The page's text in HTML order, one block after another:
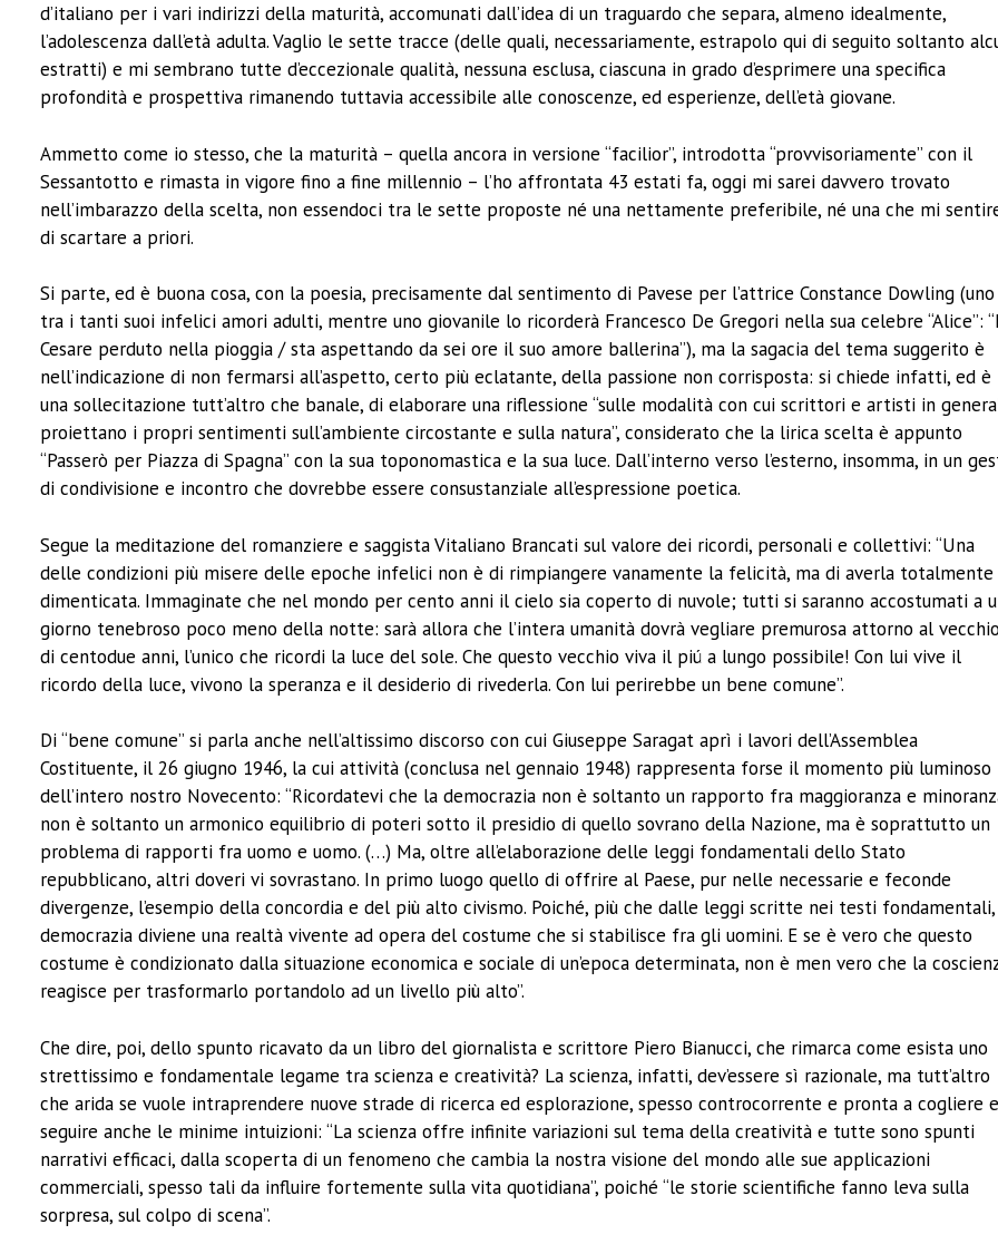
d’italiano per i vari indirizzi della maturità, accomunati dall’idea di un traguardo che separa, almeno idealmente,
l’adolescenza dall’età adulta. Vaglio le sette tracce (delle quali, necessariamente, estrapolo qui di seguito soltanto
estratti) e mi sembrano tutte d’eccezionale qualità, nessuna esclusa, ciascuna in grado d’esprimere una specifica
profondità e prospettiva rimanendo tuttavia accessibile alle conoscenze, ed esperienze, dell’età giovane.
Ammetto come io stesso, che la maturità – quella ancora in versione “facilior”, introdotta “provvisoriamente” con il
Sessantotto e rimasta in vigore fino a fine millennio – l’ho affrontata 43 estati fa, oggi mi sarei davvero trovato
nell’imbarazzo della scelta, non essendoci tra le sette proposte né una nettamente preferibile, né una che mi
di scartare a priori.
Si parte, ed è buona cosa, con la poesia, precisamente dal sentimento di Pavese per l’attrice Constance Dowling (uno
tra i tanti suoi infelici amori adulti, mentre uno giovanile lo ricorderà Francesco De Gregori nella sua celebre “Alice”:
Cesare perduto nella pioggia / sta aspettando da sei ore il suo amore ballerina”), ma la sagacia del tema suggerito è
nell’indicazione di non fermarsi all’aspetto, certo più eclatante, della passione non corrisposta: si chiede infatti, ed è
una sollecitazione tutt’altro che banale, di elaborare una riflessione “sulle modalità con cui scrittori e artisti in
proiettano i propri sentimenti sull’ambiente circostante e sulla natura”, considerato che la lirica scelta è appunto
“Passerò per Piazza di Spagna” con la sua toponomastica e la sua luce. Dall’interno verso l’esterno, insomma, in un
di condivisione e incontro che dovrebbe essere consustanziale all’espressione poetica.
Segue la meditazione del romanziere e saggista Vitaliano Brancati sul valore dei ricordi, personali e collettivi: “Una
delle condizioni più misere delle epoche infelici non è di rimpiangere vanamente la felicità, ma di averla totalmente
dimenticata. Immaginate che nel mondo per cento anni il cielo sia coperto di nuvole; tutti si saranno accostumati a
giorno tenebroso poco meno della notte: sarà allora che l’intera umanità dovrà vegliare premurosa attorno al vecchio
di centodue anni, l’unico che ricordi la luce del sole. Che questo vecchio viva il piú a lungo possibile! Con lui vive il
ricordo della luce, vivono la speranza e il desiderio di rivederla. Con lui perirebbe un bene comune”.
Di “bene comune” si parla anche nell’altissimo discorso con cui Giuseppe Saragat aprì i lavori dell’Assemblea
Costituente, il 26 giugno 1946, la cui attività (conclusa nel gennaio 1948) rappresenta forse il momento più luminoso
dell’intero nostro Novecento: “Ricordatevi che la democrazia non è soltanto un rapporto fra maggioranza e
non è soltanto un armonico equilibrio di poteri sotto il presidio di quello sovrano della Nazione, ma è soprattutto un
problema di rapporti fra uomo e uomo. (…) Ma, oltre all’elaborazione delle leggi fondamentali dello Stato
repubblicano, altri doveri vi sovrastano. In primo luogo quello di offrire al Paese, pur nelle necessarie e feconde
divergenze, l’esempio della concordia e del più alto civismo. Poiché, più che dalle leggi scritte nei testi
democrazia diviene una realtà vivente ad opera del costume che si stabilisce fra gli uomini. E se è vero che questo
costume è condizionato dalla situazione economica e sociale di un’epoca determinata, non è men vero che la
reagisce per trasformarlo portandolo ad un livello più alto”.
Che dire, poi, dello spunto ricavato da un libro del giornalista e scrittore Piero Bianucci, che rimarca come esista uno
strettissimo e fondamentale legame tra scienza e creatività? La scienza, infatti, dev’essere sì razionale, ma tutt’altro
che arida se vuole intraprendere nuove strade di ricerca ed esplorazione, spesso controcorrente e pronta a cogliere e
seguire anche le minime intuizioni: “La scienza offre infinite variazioni sul tema della creatività e tutte sono spunti
narrativi efficaci, dalla scoperta di un fenomeno che cambia la nostra visione del mondo alle sue applicazioni
commerciali, spesso tali da influire fortemente sulla vita quotidiana”, poiché “le storie scientifiche fanno leva sulla
sorpresa, sul colpo di scena”.